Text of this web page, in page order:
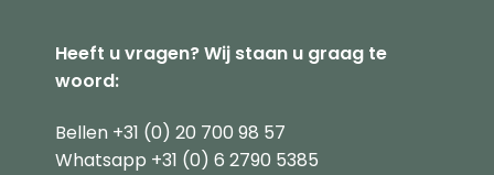
Heeft u vragen? Wij staan u graag te
woord:
Bellen +31 (0) 20 700 98 57
Whatsapp +31 (0) 6 2790 5385